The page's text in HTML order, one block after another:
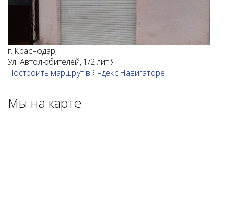
г. Краснодар,
Ул. Автолюбителей, 1/2 лит Я
Построить маршрут в Яндекс.Навигаторе
Мы на карте